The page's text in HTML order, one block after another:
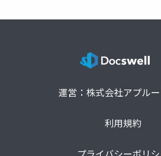
運営：株式会社アプル
利用規約
プライバシーポリ